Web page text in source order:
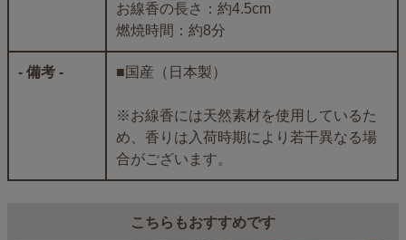
お線香の長さ：約4.5cm
燃焼時間：約8分
- 備考 - ■国産（日本製）
※お線香には天然素材を使用しているた
め、香りは入荷時期により若干異なる場
合がございます。
こちらもおすすめです